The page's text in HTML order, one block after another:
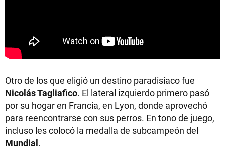
Otro de los que eligió un destino paradisíaco fue
Nicolás Tagliafico. El lateral izquierdo primero pasó
por su hogar en Francia, en Lyon, donde aprovechó
para reencontrarse con sus perros. En tono de juego,
incluso les colocó la medalla de subcampeón del
Mundial.